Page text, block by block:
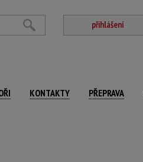
přihlášení
KONTAKTY PŘEPRAVA